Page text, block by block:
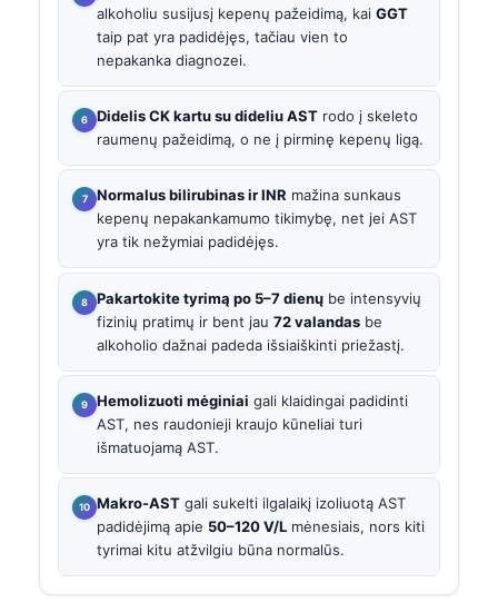
alkoholiu susijusį kepenų pažeidimą, kai GGT
taip pat yra padidėjęs, tačiau vien to
nepakanka diagnozei.
Didelis CK kartu su dideliu AST rodo į skeleto
raumenų pažeidimą, o ne į pirminę kepenų ligą.
Normalus bilirubinas ir INR mažina sunkaus
kepenų nepakankamumo tikimybę, net jei AST
yra tik nežymiai padidėjęs.
Pakartokite tyrimą po 5–7 dienų be intensyvių
fizinių pratimų ir bent jau 72 valandas be
alkoholio dažnai padeda išsiaiškinti priežastį.
Hemolizuoti mėginiai gali klaidingai padidinti
AST, nes raudonieji kraujo kūneliai turi
išmatuojamą AST.
Makro-AST gali sukelti ilgalaikį izoliuotą AST
padidėjimą apie 50–120 V/L mėnesiais, nors kiti
tyrimai kitu atžvilgiu būna normalūs.